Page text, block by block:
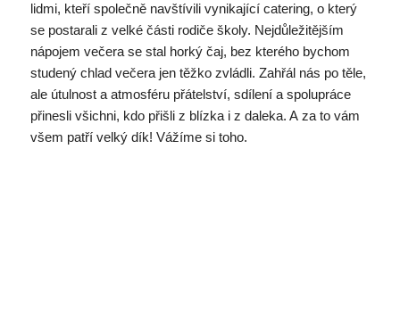
lidmi, kteří společně navštívili vynikající catering, o který
se postarali z velké části rodiče školy. Nejdůležitějším
nápojem večera se stal horký čaj, bez kterého bychom
studený chlad večera jen těžko zvládli. Zahřál nás po těle,
ale útulnost a atmosféru přátelství, sdílení a spolupráce
přinesli všichni, kdo přišli z blízka i z daleka. A za to vám
všem patří velký dík! Vážíme si toho.